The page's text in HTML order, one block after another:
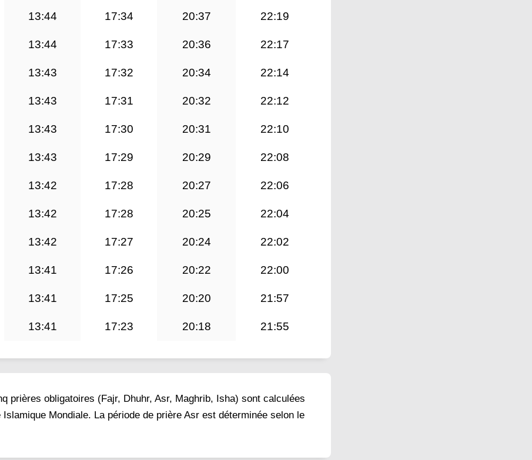
13:44 17:34 20:37 22:19
13:44 17:33 20:36 22:17
13:43 17:32 20:34 22:14
13:43 17:31 20:32 22:12
13:43 17:30 20:31 22:10
13:43 17:29 20:29 22:08
13:42 17:28 20:27 22:06
13:42 17:28 20:25 22:04
13:42 17:27 20:24 22:02
13:41 17:26 20:22 22:00
13:41 17:25 20:20 21:57
13:41 17:23 20:18 21:55
prières obligatoires (Fajr, Dhuhr, Asr, Maghrib, Isha) sont calculées
Mondiale. La période de prière Asr est déterminée selon le